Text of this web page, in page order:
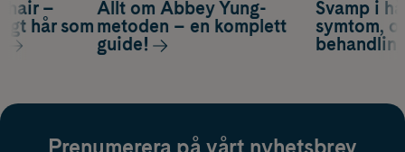
Svamp i
symtom,
hair –
hår som
Allt om Abbey Yung-
metoden – en komplett
guide!